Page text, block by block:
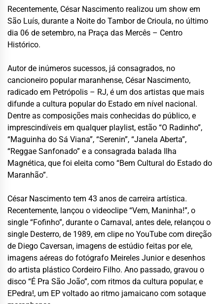
Recentemente, César Nascimento realizou um show em
São Luís, durante a Noite do Tambor de Crioula, no último
dia 06 de setembro, na Praça das Mercês – Centro
Histórico.
Autor de inúmeros sucessos, já consagrados, no
cancioneiro popular maranhense, César Nascimento,
radicado em Petrópolis – RJ, é um dos artistas que mais
difunde a cultura popular do Estado em nível nacional.
Dentre as composições mais conhecidas do público, e
imprescindíveis em qualquer playlist, estão “O Radinho”,
“Maguinha do Sá Viana”, “Serenin”, “Janela Aberta”,
“Reggae Sanfonado” e a consagrada balada Ilha
Magnética, que foi eleita como “Bem Cultural do Estado do
Maranhão”.
César Nascimento tem 43 anos de carreira artística.
Recentemente, lançou o videoclipe “Vem, Maninha!”, o
single “Fofinho”, durante o Carnaval, antes dele, relançou o
single Desterro, de 1989, em clipe no YouTube com direção
de Diego Caversan, imagens de estúdio feitas por ele,
imagens aéreas do fotógrafo Meireles Junior e desenhos
do artista plástico Cordeiro Filho. Ano passado, gravou o
disco “É Pra São João”, com ritmos da cultura popular, e
EPedra!, um EP voltado ao ritmo jamaicano com sotaque